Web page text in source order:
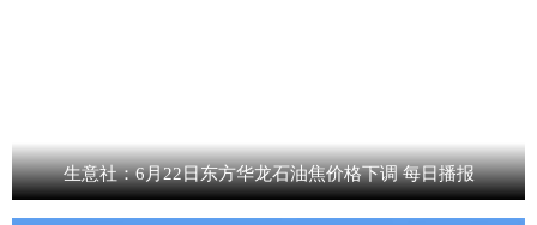
生意社：6月22日东方华龙石油焦价格下调 每日播报